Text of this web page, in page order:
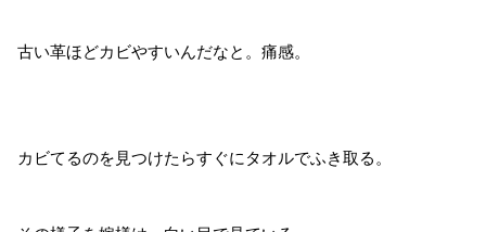
古い革ほどカビやすいんだなと。痛感。
カビてるのを見つけたらすぐにタオルでふき取る。